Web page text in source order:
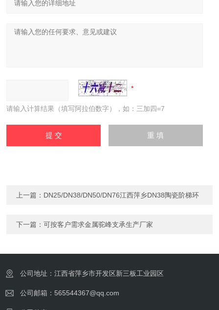
请输入计算结果（填写阿拉伯数字），如：三加四=7
上一篇： DN25/DN38/DN50/DN76江西萍乡DN38陶瓷阶梯环
下一篇：可按客户需求金属驼峰支承生产厂家
公司地址：江西省萍乡市开发区新三板工业园区
公司邮箱：565544367@qq.com